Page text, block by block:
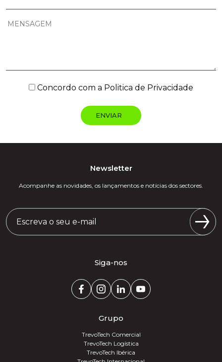
Concordo com a Politica de Privacidade
Newsletter
Acompanhe as novidades, os lançamentos e notícias dos sectores.
Siga-nos
Grupo
TrevoTech Comercial
TrevoTech Logística
TrevoTech Ibérica